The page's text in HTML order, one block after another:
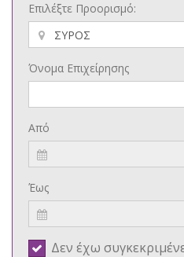
Επιλέξτε Προορισμό:
Όνομα Επιχείρησης
Από
Έως
Δεν έχω